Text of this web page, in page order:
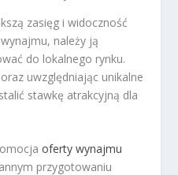
zasięg i widoczność
należy ją
do lokalnego rynku.
uwzględniając unikalne
stawkę atrakcyjną dla
oferty wynajmu
przygotowaniu